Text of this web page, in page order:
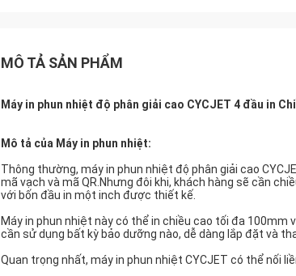
MÔ TẢ SẢN PHẨM
Máy in phun nhiệt độ phân giải cao CYCJET 4 đầu in
Mô tả của Máy in phun nhiệt:
Thông thường, máy in phun nhiệt độ phân giải cao
mã vạch và mã QR.Nhưng đôi khi, khách hàng sẽ cần
với bốn đầu in một inch được thiết kế.
Máy in phun nhiệt này có thể in chiều cao tối đa 100mm
cần sử dụng bất kỳ bảo dưỡng nào, dễ dàng lắp đặt và
Quan trọng nhất, máy in phun nhiệt CYCJET có thể nối